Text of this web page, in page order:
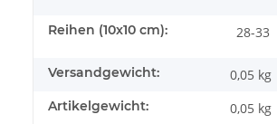
Reihen (10x10 cm): 28-33
Versandgewicht: 0,05 kg
Artikelgewicht: 0,05 kg